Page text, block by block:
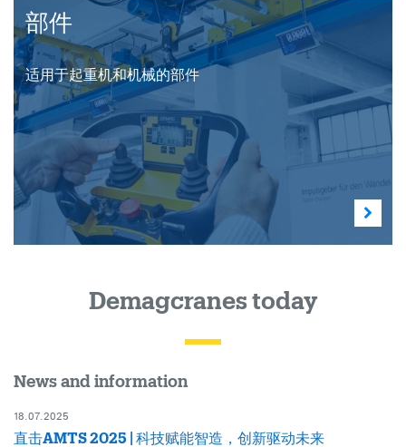
部件
适用于起重机和机械的部件
Demagcranes today
News and information
18.07.2025
直击AMTS 2025 | 科技赋能智造，创新驱动未来